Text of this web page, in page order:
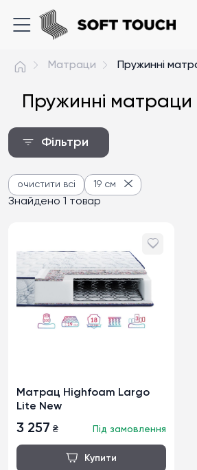
Матраци Пружинні
Пружинні матраци
Фільтри
Знайдено 1 товар
очистити всі 19 см
Матрац Highfoam Largo
Lite New
3 257 ₴ Під замовлення